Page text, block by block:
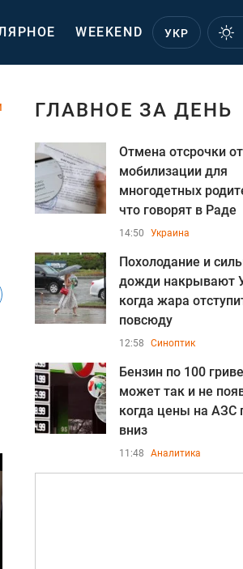
WEEKEND УКР
ГЛАВНОЕ ЗА ДЕНЬ
Отмена отсрочки от
мобилизации для
многодетных
что говорят в Раде
14:50 Украина
Похолодание и
дожди накрывают
когда жара
повсюду
12:58 Синоптик
Бензин по 100
может так и не
когда цены на АЗС
вниз
11:48 Аналитика